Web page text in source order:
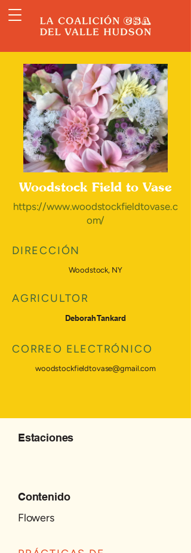
Woodstock Field to Vase
https://www.woodstockfieldtovase.c
om/
DIRECCIÓN
Woodstock, NY
AGRICULTOR
Deborah Tankard
CORREO ELECTRÓNICO
woodstockfieldtovase@gmail.com
Estaciones
Contenido
Flowers